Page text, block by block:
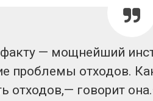
— мощнейший
проблемы отходов.
отходов,— говорит